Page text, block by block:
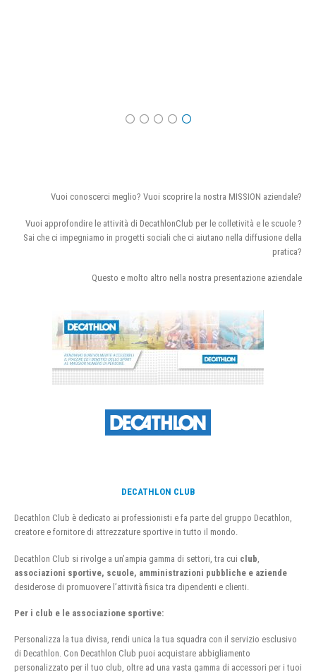
Vuoi conoscerci meglio? Vuoi scoprire la nostra MISSION aziendale?
Vuoi approfondire le attività di DecathlonClub per le colletività e le scuole ?
Sai che ci impegniamo in progetti sociali che ci aiutano nella diffusione della
pratica?
Questo e molto altro nella nostra presentazione aziendale
DECATHLON CLUB
Decathlon Club è dedicato ai professionisti e fa parte del gruppo Decathlon,
creatore e fornitore di attrezzature sportive in tutto il mondo.
Decathlon Club si rivolge a un’ampia gamma di settori, tra cui club
associazioni sportive, scuole, amministrazioni pubbliche e aziende
desiderose di promuovere l’attività fisica tra dipendenti e clienti.
Per i club e le associazione sportive:
Personalizza la tua divisa, rendi unica la tua squadra con il servizio esclusivo
di Decathlon. Con Decathlon Club puoi acquistare abbigliamento
personalizzato per il tuo club, oltre ad una vasta gamma di accessori per i tuoi